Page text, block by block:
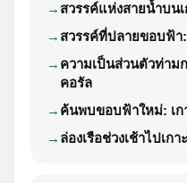
สวรรค์แห่งสายน้ำบน
สวรรค์ที่ปลายขอบฟ้า
ความเป็นส่วนตัวท่าม
คอรัล
ค้นพบขอบฟ้าใหม่: เก
ล่องเรือช่วงเช้าไปเกา